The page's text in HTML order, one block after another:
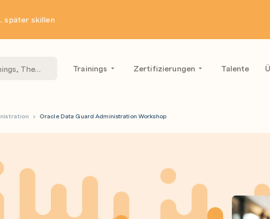
später skillen
Trainings Zertifizierungen Talente
Oracle Data Guard Administration Workshop